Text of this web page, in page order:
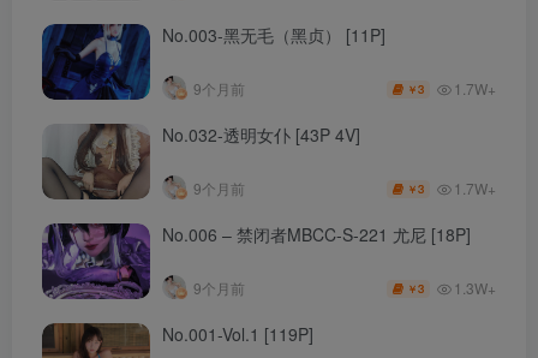
No.003-黑无毛（黑贞） [11P]
9个月前 ￥3 1.7W+
No.032-透明女仆 [43P 4V]
9个月前 ￥3 1.7W+
No.006 – 禁闭者MBCC-S-221 尤尼 [18P]
9个月前 ￥3 1.3W+
No.001-Vol.1 [119P]